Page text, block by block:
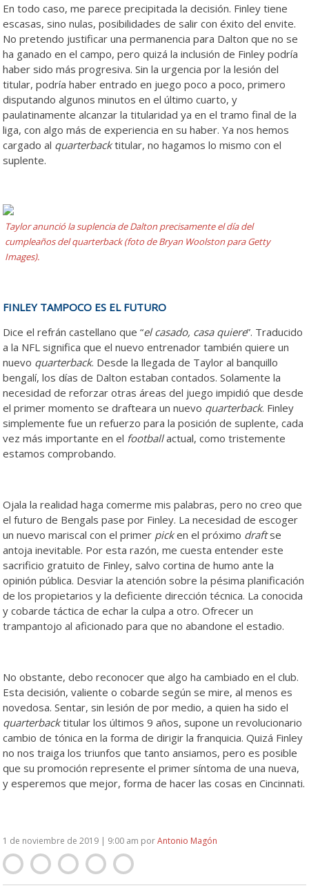
En todo caso, me parece precipitada la decisión. Finley tiene
escasas, sino nulas, posibilidades de salir con éxito del envite.
No pretendo justificar una permanencia para Dalton que no se
ha ganado en el campo, pero quizá la inclusión de Finley podría
haber sido más progresiva. Sin la urgencia por la lesión del
titular, podría haber entrado en juego poco a poco, primero
disputando algunos minutos en el último cuarto, y
paulatinamente alcanzar la titularidad ya en el tramo final de la
liga, con algo más de experiencia en su haber. Ya nos hemos
cargado al quarterbacktitular, no hagamos lo mismo con el
suplente.
Taylor anunció la suplencia de Dalton precisamente el día del
cumpleaños del quarterback (foto de Bryan Woolston para Getty
Images).
FINLEY TAMPOCO ES EL FUTURO
Dice el refrán castellano que “el casado, casa quiere”. Traducido
a la NFL significa que el nuevo entrenador también quiere un
nuevo quarterback. Desde la llegada de Taylor al banquillo
bengalí, los días de Dalton estaban contados. Solamente la
necesidad de reforzar otras áreas del juego impidió que desde
el primer momento se drafteara un nuevo quarterback. Finley
simplemente fue un refuerzo para la posición de suplente, cada
vez más importante en el footballactual, como tristemente
estamos comprobando.
Ojala la realidad haga comerme mis palabras, pero no creo que
el futuro de Bengals pase por Finley. La necesidad de escoger
un nuevo mariscal con el primer picken el próximo draftse
antoja inevitable. Por esta razón, me cuesta entender este
sacrificio gratuito de Finley, salvo cortina de humo ante la
opinión pública. Desviar la atención sobre la pésima planificación
de los propietarios y la deficiente dirección técnica. La conocida
y cobarde táctica de echar la culpa a otro. Ofrecer un
trampantojo al aficionado para que no abandone el estadio.
No obstante, debo reconocer que algo ha cambiado en el club.
Esta decisión, valiente o cobarde según se mire, al menos es
novedosa. Sentar, sin lesión de por medio, a quien ha sido el
quarterbacktitular los últimos 9 años, supone un revolucionario
cambio de tónica en la forma de dirigir la franquicia. Quizá Finley
no nos traiga los triunfos que tanto ansiamos, pero es posible
que su promoción represente el primer síntoma de una nueva,
y esperemos que mejor, forma de hacer las cosas en Cincinnati.
1 de noviembre de 2019 | 9:00 am porAntonio Magón